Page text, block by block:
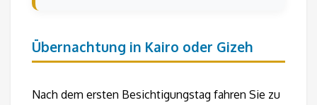
Übernachtung in Kairo oder Gizeh
Nach dem ersten Besichtigungstag fahren Sie zu